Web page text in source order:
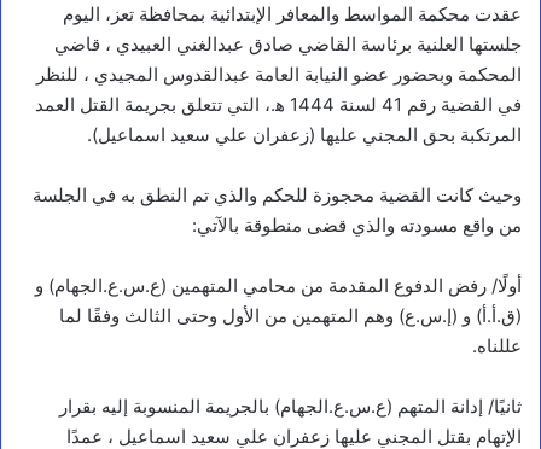
عقدت محكمة المواسط والمعافر الإبتدائية بمحافظة تعز، اليوم
جلستها العلنية برئاسة القاضي صادق عبدالغني العبيدي ، قاضي
المحكمة وبحضور عضو النيابة العامة عبدالقدوس المجيدي ، للنظر
في القضية رقم 41 لسنة 1444 ه‍.، التي تتعلق بجريمة القتل العمد
المرتكبة بحق المجني عليها (زعفران علي سعيد اسماعيل).
وحيث كانت القضية محجوزة للحكم والذي تم النطق به في الجلسة
من واقع مسودته والذي قضى منطوقة بالآتي:
أولًا/ رفض الدفوع المقدمة من محامي المتهمين (ع.س.ع.الجهام) و
(ق.أ.أ) و (إ.س.ع) وهم المتهمين من الأول وحتى الثالث وفقًا لما
عللناه.
ثانيًا/ إدانة المتهم (ع.س.ع.الجهام) بالجريمة المنسوبة إليه بقرار
الإتهام بقتل المجني عليها زعفران علي سعيد اسماعيل ، عمدًا